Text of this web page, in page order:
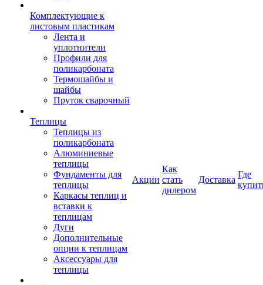
Комплектующие к
листовым пластикам
Лента и
уплотнители
Профили для
поликарбоната
Термошайбы и
шайбы
Пруток сварочный
Теплицы
Теплицы из
поликарбоната
Алюминиевые
теплицы
Фундаменты для
теплицы
Каркасы теплиц и
вставки к
теплицам
Дуги
Дополнительные
опции к теплицам
Аксессуары для
теплицы
Акции
Как
стать
дилером
Доставка
Где